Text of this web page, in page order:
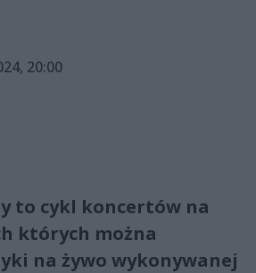
20:00
to cykl koncertów na
których można
na żywo wykonywanej